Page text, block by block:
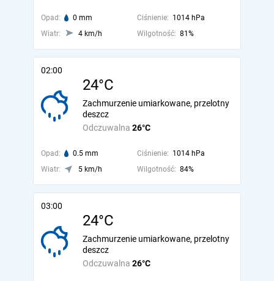
Opad: 0 mm Ciśnienie: 1014 hPa
Wiatr:
4 km/h Wilgotność: 81%
02:00
24°C
Odczuwalna 26°C
Zachmurzenie umiarkowane, przelotny
deszcz
Opad: 0.5 mm Ciśnienie: 1014 hPa
Wiatr:
5 km/h Wilgotność: 84%
03:00
24°C
Odczuwalna 26°C
Zachmurzenie umiarkowane, przelotny
deszcz